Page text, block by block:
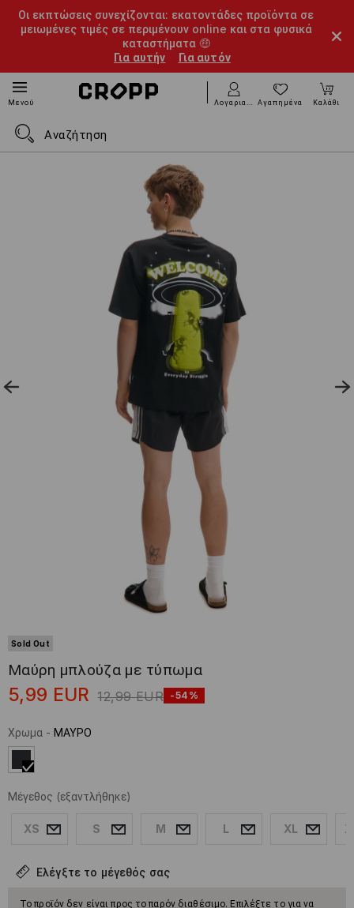
Οι εκπτώσεις συνεχίζονται: εκατοντάδες προϊόντα σε
μειωμένες τιμές σε περιμένουν online και στα φυσικά
καταστήματα 🤑
Για αυτήν
Για αυτόν
Μενού ΛογαριασμόςΑγαπημένα Καλάθι
Sold Out
Μαύρη μπλούζα με τύπωμα
5,99 EUR 12,99 EUR -54%
Χρωμα - ΜΑΥΡΟ
Μέγεθος (εξαντλήθηκε)
XS S M L XL
Ελέγξτε το μέγεθός σας
Το προϊόν δεν είναι προς το παρόν διαθέσιμο. Επιλέξτε το για να